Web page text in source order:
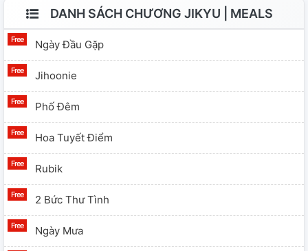
DANH SÁCH CHƯƠNG JIKYU | MEALS
Ngày Đầu Gặp
Jihoonie
Phố Đêm
Hoa Tuyết Điểm
Rubik
2 Bức Thư Tình
Ngày Mưa